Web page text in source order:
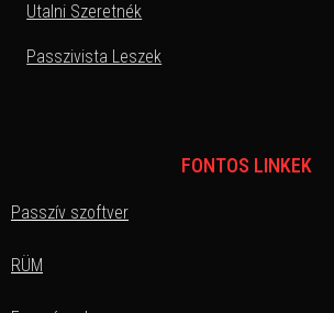
Utalni Szeretnék
Passzivista Leszek
FONTOS LINKEK
Passzív szoftver
RÜM